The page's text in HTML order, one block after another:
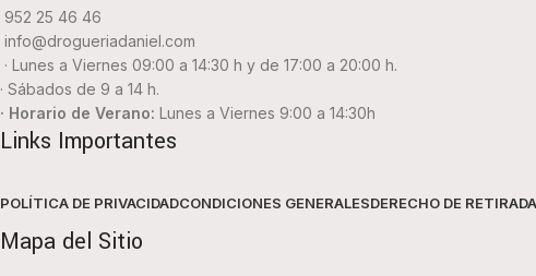
952 25 46 46
info@drogueriadaniel.com
· Lunes a Viernes 09:00 a 14:30 h y de 17:00 a 20:00 h.
· Sábados de 9 a 14 h.
· Horario de Verano: Lunes a Viernes 9:00 a 14:30h
Links Importantes
POLÍTICA DE PRIVACIDADCONDICIONES GENERALESDERECHO DE RETIRADA
Mapa del Sitio